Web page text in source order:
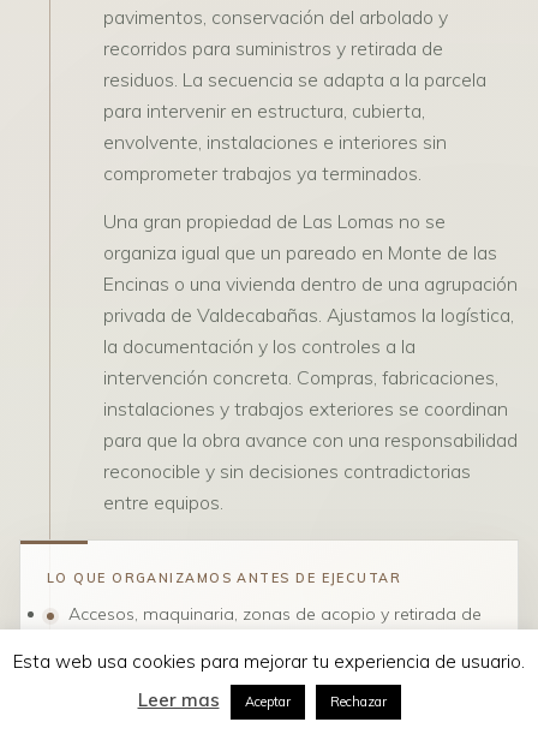
pavimentos, conservación del arbolado y
recorridos para suministros y retirada de
residuos. La secuencia se adapta a la parcela
para intervenir en estructura, cubierta,
envolvente, instalaciones e interiores sin
comprometer trabajos ya terminados.
Una gran propiedad de Las Lomas no se
organiza igual que un pareado en Monte de las
Encinas o una vivienda dentro de una agrupación
privada de Valdecabañas. Ajustamos la logística,
la documentación y los controles a la
intervención concreta. Compras, fabricaciones,
instalaciones y trabajos exteriores se coordinan
para que la obra avance con una responsabilidad
reconocible y sin decisiones contradictorias
entre equipos.
LO QUE ORGANIZAMOS ANTES DE EJECUTAR
Accesos, maquinaria, zonas de acopio y retirada de
Protección de arbolado, jardín, piscina y elementos
que se conservan.
Esta web usa cookies para mejorar tu experiencia de usuario.
Leer mas
Aceptar Rechazar